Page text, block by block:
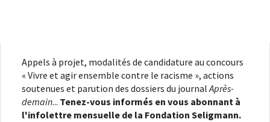
Appels à projet, modalités de candidature au concours
« Vivre et agir ensemble contre le racisme », actions
soutenues et parution des dossiers du journalAprès-
demain... Tenez-vous informés en vous abonnant à
l'infolettre mensuelle de la Fondation Seligmann.